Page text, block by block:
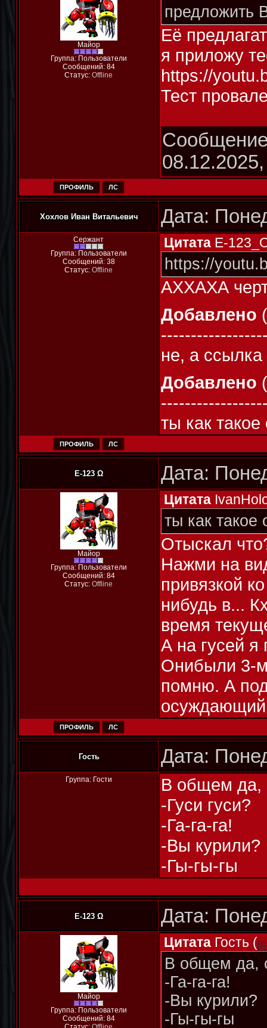
Майор
Группа: Пользователи
Сообщений: 84
Статус: Offline
предложить
Её
я приложу
https://
Тест
ПРОФИЛЬ ЛС
Хохлов Иван Витальевич Дата:
Сержант
Группа: Пользователи
Сообщений: 38
Статус: Offline
Цитата E-
https://
АХХАХА
Добавлено
не, а
Добавлено
ты как
ПРОФИЛЬ ЛС
E-123 Ω Дата:
Майор
Группа: Пользователи
Сообщений: 84
Статус: Offline
Цитата
ты как такое
Отыскал
Нажми на
привязкой
нибудь в...
время
А на гусей
Онибыли 3-
помню. А
осуждающий
ПРОФИЛЬ ЛС
Гость Дата:
Группа: Гости
В общем да,
-Гуси гуси?
-Га-га-га!
-Вы курили?
-Гы-гы-гы
E-123 Ω Дата:
Майор
Группа: Пользователи
Сообщений: 84
Цитата Гость (
В общем да,
-Га-га-га!
-Вы курили?
-Гы-гы-гы